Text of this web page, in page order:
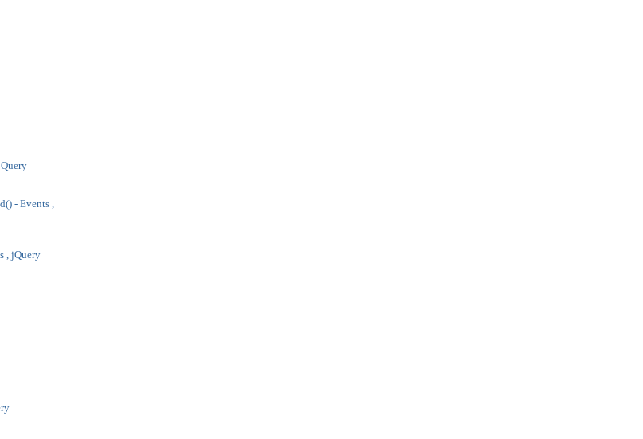
- Events ,
, jQuery